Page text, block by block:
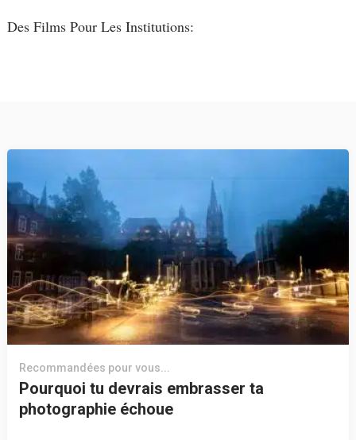
Des Films Pour Les Institutions:
Recommandées pour vous...
Pourquoi tu devrais embrasser ta
photographie échoue